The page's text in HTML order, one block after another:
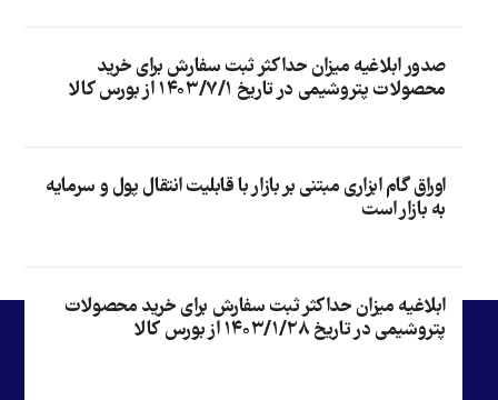
صدور ابلاغیه میزان حداکثر ثبت سفارش برای خرید
محصولات پتروشیمی در تاریخ ۱۴۰۳/۷/۱ از بورس کالا
اوراق گام ابزاری مبتنی بر بازار با قابلیت انتقال پول و سرمایه
به بازار است
ابلاغیه میزان حداکثر ثبت سفارش برای خرید محصولات
پتروشیمی در تاریخ ۱۴۰۳/۱/۲۸ از بورس کالا